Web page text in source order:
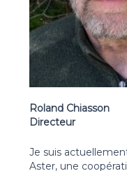
Roland Chiasson
Directeur
Je suis
Aster, une